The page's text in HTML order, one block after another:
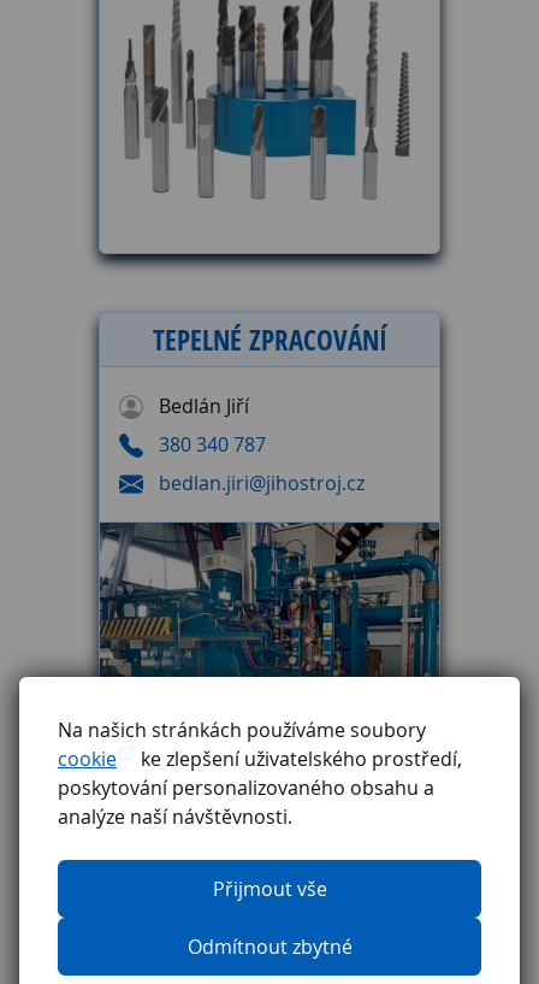
Na našich stránkách používáme soubory
cookie
ke zlepšení uživatelského prostředí,
poskytování personalizovaného obsahu a
analýze naší návštěvnosti.
Přijmout vše
Odmítnout zbytné
TEPELNÉ ZPRACOVÁNÍ
Bedlán Jiří
380 340 787
bedlan.jiri@jihostroj.cz